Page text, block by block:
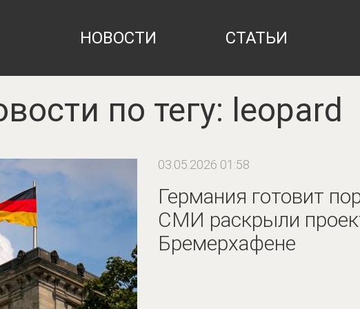
НОВОСТИ СТАТЬИ
по тегу: leopard
03.05.2026 01:58
Германия готовит
СМИ раскрыли
Бремерхафене